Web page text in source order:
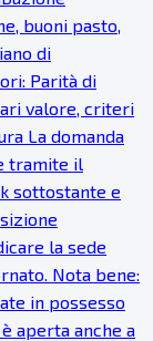
buoni pasto,
di
Parità di
valore, criteri
La domanda
tramite il
sottostante e
la sede
Nota bene:
in possesso
aperta anche a